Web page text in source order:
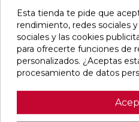
baja temperatura, como
bombas de calor. Disponible
potencias desde 14,9 hasta
(∆T=50°C). Incluye soportes
Color Blanco Estándar o en
Esta tienda te pide que
rendimiento, redes sociales
sociales y las cookies
para ofrecerte funciones de
personalizados. ¿Aceptas
procesamiento de datos